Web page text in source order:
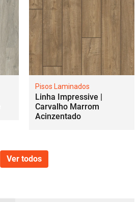
Pisos Laminados
Linha Impressive |
Carvalho Marrom
Acinzentado
Ver todos